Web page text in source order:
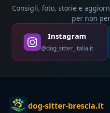
Consigli, foto, storie e
per non
Instagram
@dog_sitter_italia.it
dog-sitter-brescia.it